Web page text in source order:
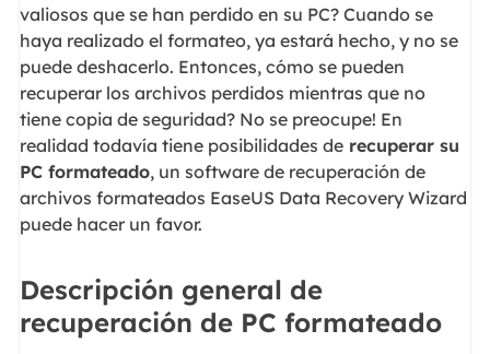
valiosos que se han perdido en su PC? Cuando se
haya realizado el formateo, ya estará hecho, y no se
puede deshacerlo. Entonces, cómo se pueden
recuperar los archivos perdidos mientras que no
tiene copia de seguridad? No se preocupe! En
realidad todavía tiene posibilidades derecuperar su
PC formateado, un software de recuperación de
archivos formateados EaseUS Data Recovery Wizard
puede hacer un favor.
Descripción general de
recuperación de PC formateado